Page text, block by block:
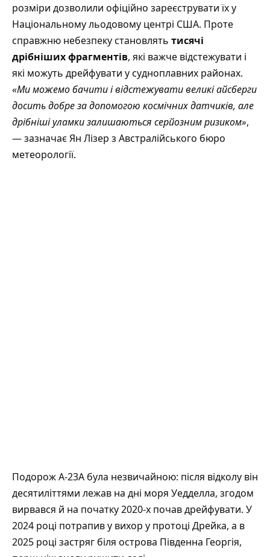
розміри дозволили офіційно зареєструвати їх у
Національному льодовому центрі США. Проте
справжню небезпеку становлять тисячі
дрібніших фрагментів, які важче відстежувати і
які можуть дрейфувати у судноплавних районах.
«Ми можемо бачити і відстежувати великі айсберги
досить добре за допомогою космічних датчиків, але
дрібніші уламки залишаються серйозним ризиком»,
— зазначає Ян Лізер з Австралійського бюро
метеорології.
Подорож A-23A була незвичайною: після відколу він
десятиліттями лежав на дні моря Уедделла, згодом
вирвався й на початку 2020-х почав дрейфувати. У
2024 році потрапив у вихор у протоці Дрейка, а в
2025 році застряг біля острова Південна Георгія,